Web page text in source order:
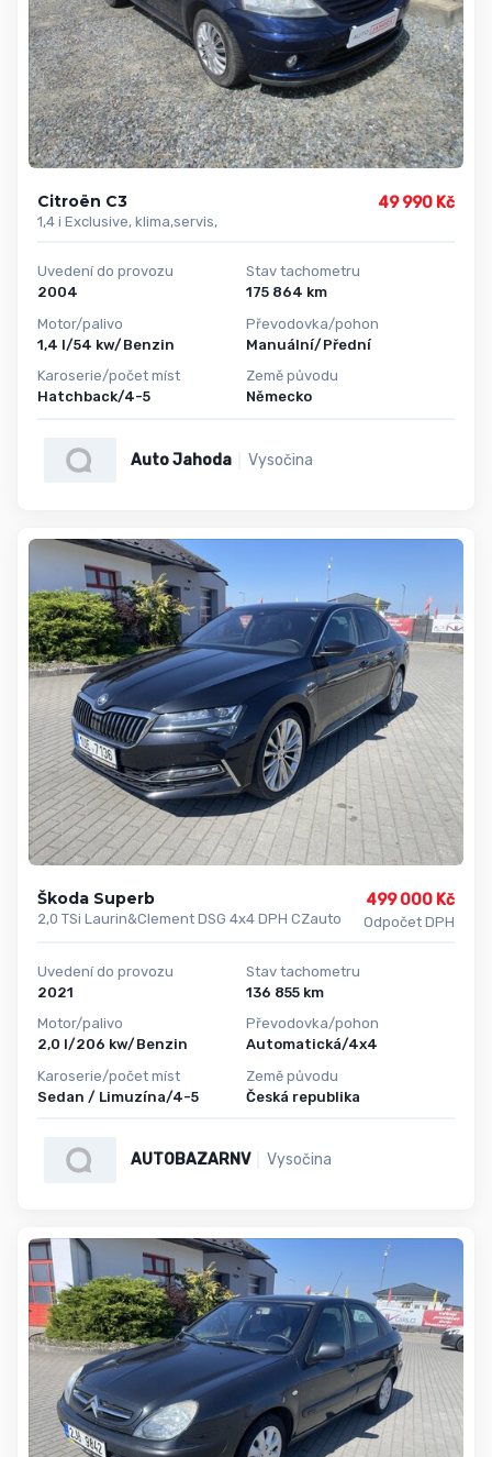
Citroën C3
1,4 i Exclusive, klima,servis,
49 990 Kč
Uvedení do provozu
2004
Motor/palivo
1,4 l/54 kw/Benzin
Karoserie/počet míst
Hatchback/4-5
Stav tachometru
175 864 km
Převodovka/pohon
Manuální/Přední
Země původu
Německo
Auto Jahoda Vysočina
Škoda Superb
2,0 TSi Laurin&Clement DSG 4x4 DPH CZauto
499 000 Kč
Odpočet DPH
Uvedení do provozu
2021
Motor/palivo
2,0 l/206 kw/Benzin
Karoserie/počet míst
Sedan / Limuzína/4-5
Stav tachometru
136 855 km
Převodovka/pohon
Automatická/4x4
Země původu
Česká republika
AUTOBAZARNV Vysočina